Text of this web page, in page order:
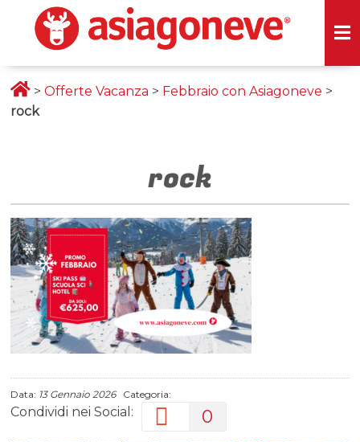
>Offerte Vacanza > Febbraio con Asiagoneve >
rock
rock
Data: 13 Gennaio 2026Categoria:
Condividi nei Social: 0